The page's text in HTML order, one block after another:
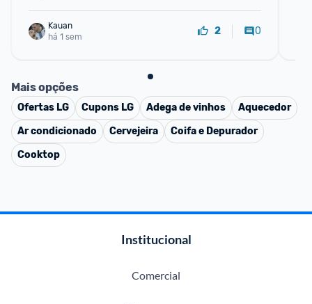
Kauan
há 1 sem
2 0
Mais opções
Ofertas LG Cupons LG Adega de vinhos
Aquecedor
Ar condicionado
Cervejeira
Coifa e Depurador
Cooktop
Institucional
Comercial